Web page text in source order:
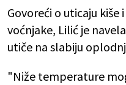
Govoreći o uticaju
voćnjake, Lilić je
utiče na slabiju
"Niže temperature